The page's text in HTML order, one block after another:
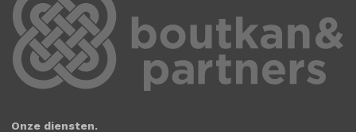
Onze diensten.